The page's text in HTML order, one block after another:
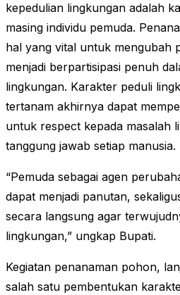
kepedulian lingkungan adalah
masing individu pemuda.
hal yang vital untuk mengubah
menjadi berpartisipasi penuh
lingkungan. Karakter peduli
tertanam akhirnya dapat
untuk respect kepada masalah
tanggung jawab setiap manusia.
“Pemuda sebagai agen
dapat menjadi panutan,
secara langsung agar
lingkungan,” ungkap Bupati.
Kegiatan penanaman pohon,
salah satu pembentukan